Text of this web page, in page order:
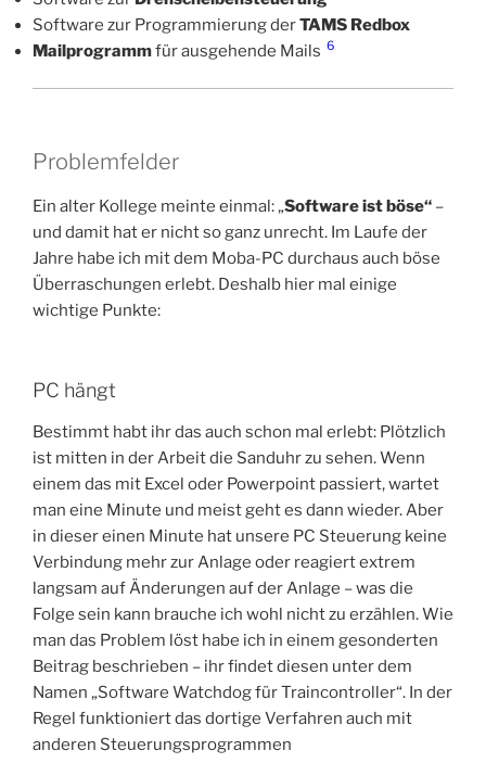
Software zur Programmierung derTAMS Redbox
Mailprogrammfür ausgehende Mails 6
Problemfelder
Ein alter Kollege meinte einmal: „Software ist böse“ –
und damit hat er nicht so ganz unrecht. Im Laufe der
Jahre habe ich mit dem Moba-PC durchaus auch böse
Überraschungen erlebt. Deshalb hier mal einige
wichtige Punkte:
PC hängt
Bestimmt habt ihr das auch schon mal erlebt: Plötzlich
ist mitten in der Arbeit die Sanduhr zu sehen. Wenn
einem das mit Excel oder Powerpoint passiert, wartet
man eine Minute und meist geht es dann wieder. Aber
in dieser einen Minute hat unsere PC Steuerung keine
Verbindung mehr zur Anlage oder reagiert extrem
langsam auf Änderungen auf der Anlage – was die
Folge sein kann brauche ich wohl nicht zu erzählen. Wie
man das Problem löst habe ich in einem gesonderten
Beitrag beschrieben – ihr findet diesen unter dem
Namen „Software Watchdog für Traincontroller“. In der
Regel funktioniert das dortige Verfahren auch mit
anderen Steuerungsprogrammen